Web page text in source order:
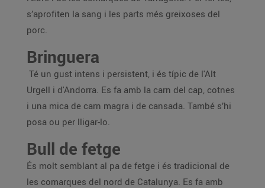
s’aprofiten la sang i les parts més greixoses del
porc.
Bringuera
Té un gust intens i persistent, i és típic de l'Alt
Urgell i d'Andorra. Es fa amb la carn del cap, cotnes
i una mica de carn magra i de cansada. També s’hi
posa ou per lligar-lo.
Bull de fetge
És molt semblant al pa de fetge i és tradicional de
les comarques del nord de Catalunya. Es fa amb